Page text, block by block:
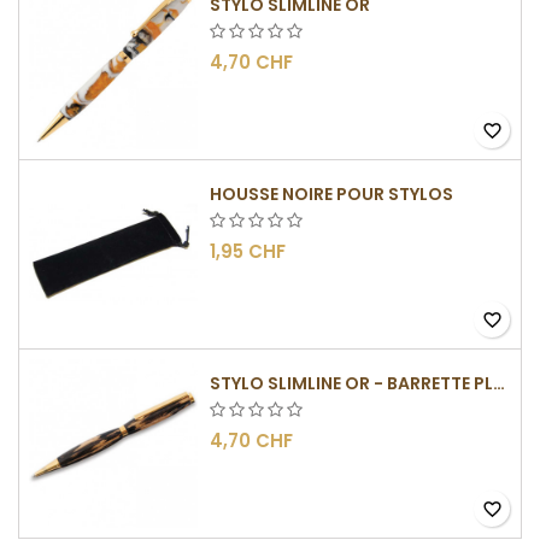
4,70 CHF
favorite_border
HOUSSE NOIRE POUR STYLOS
1,95 CHF
favorite_border
STYLO SLIMLINE OR - BARRETTE PLATE
4,70 CHF
favorite_border